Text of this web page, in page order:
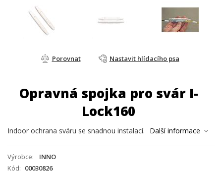
Porovnat Nastavit hlídacího psa
Opravná spojka pro svár I-
Lock160
Indoor ochrana sváru se snadnou instalací. Další informace
Výrobce
INNO
Kód
00030826